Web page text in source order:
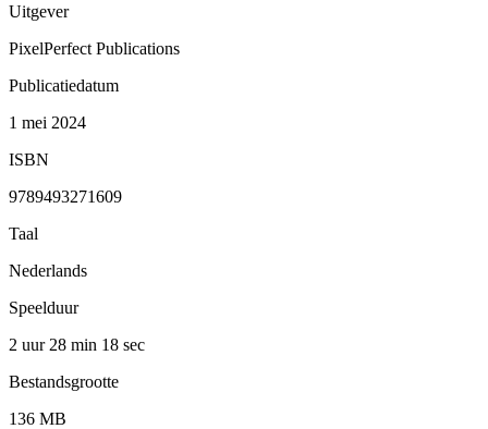
Uitgever
PixelPerfect Publications
Publicatiedatum
1 mei 2024
ISBN
9789493271609
Taal
Nederlands
Speelduur
2 uur 28 min 18 sec
Bestandsgrootte
136 MB